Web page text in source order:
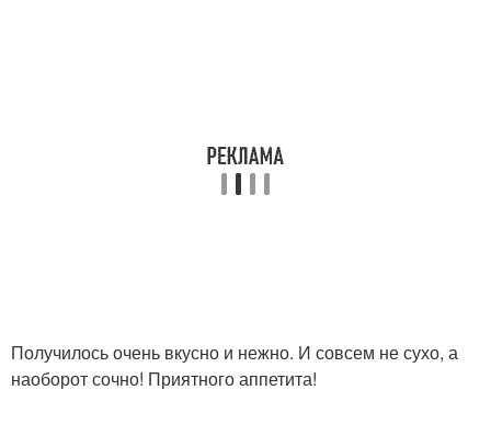
Получилось очень вкусно и нежно. И совсем не сухо, а
наоборот сочно! Приятного аппетита!